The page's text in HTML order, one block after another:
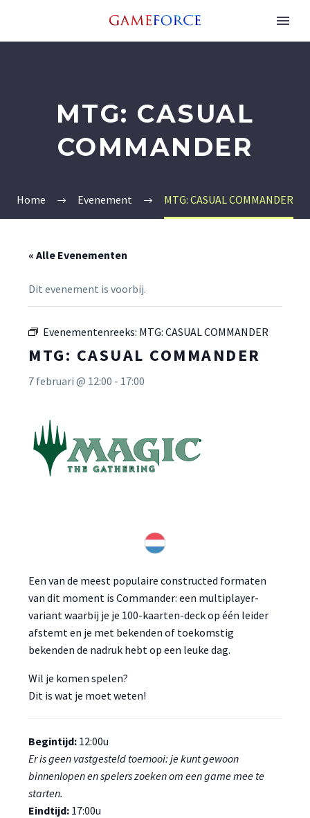
MTG: CASUAL
COMMANDER
Home Evenement MTG: CASUAL COMMANDER
« Alle Evenementen
Dit evenement is voorbij.
Evenementenreeks: MTG: CASUAL COMMANDER
MTG: CASUAL COMMANDER
7 februari @ 12:00 - 17:00
Een van de meest populaire constructed formaten
van dit moment is Commander: een multiplayer-
variant waarbij je je 100-kaarten-deck op één leider
afstemt en je met bekenden of toekomstig
bekenden de nadruk hebt op een leuke dag.
Wil je komen spelen?
Dit is wat je moet weten!
Begintijd: 12:00u
Er is geen vastgesteld toernooi: je kunt gewoon
binnenlopen en spelers zoeken om een game mee te
starten.
Eindtijd: 17:00u